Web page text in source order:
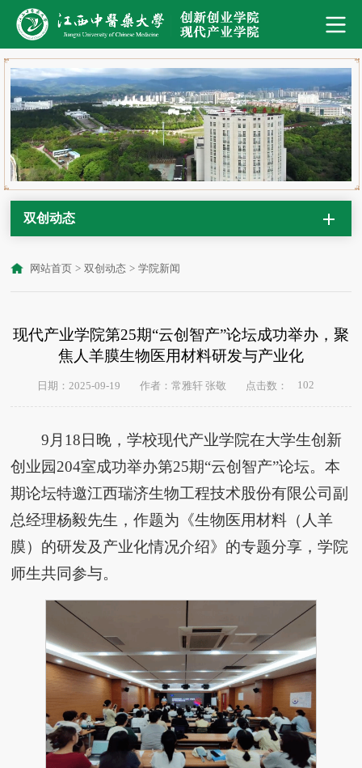
双创动态
网站首页 > 双创动态 > 学院新闻
现代产业学院第25期“云创智产”论坛成功举办，聚
焦人羊膜生物医用材料研发与产业化
日期：2025-09-19 作者：常雅轩 张敬 点击数： 102
9月18日晚，学校现代产业学院在大学生创新
创业园204室成功举办第25期“云创智产”论坛。本
期论坛特邀江西瑞济生物工程技术股份有限公司副
总经理杨毅先生，作题为《生物医用材料（人羊
膜）的研发及产业化情况介绍》的专题分享，学院
师生共同参与。